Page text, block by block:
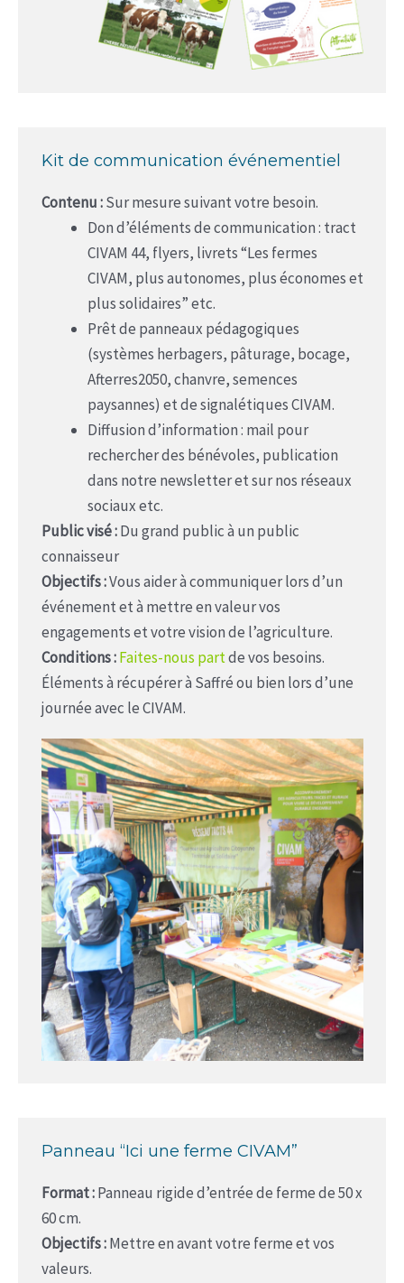
Kit de communication événementiel
Contenu :Sur mesure suivant votre besoin.
Don d’éléments de communication : tract
CIVAM 44, flyers, livrets “Les fermes
CIVAM, plus autonomes, plus économes et
plus solidaires” etc.
Prêt de panneaux pédagogiques
(systèmes herbagers, pâturage, bocage,
Afterres2050, chanvre, semences
paysannes) et de signalétiques CIVAM.
Diffusion d’information : mail pour
rechercher des bénévoles, publication
dans notre newsletter et sur nos réseaux
sociaux etc.
Public visé :Du grand public à un public
connaisseur
Objectifs :Vous aider à communiquer lors d’un
événement et à mettre en valeur vos
engagements et votre vision de l’agriculture.
Conditions : Faites-nous partde vos besoins.
Éléments à récupérer à Saffré ou bien lors d’une
journée avec le CIVAM.
Panneau “Ici une ferme CIVAM”
Format :Panneau rigide d’entrée de ferme de 50 x
60 cm.
Objectifs :Mettre en avant votre ferme et vos
valeurs.